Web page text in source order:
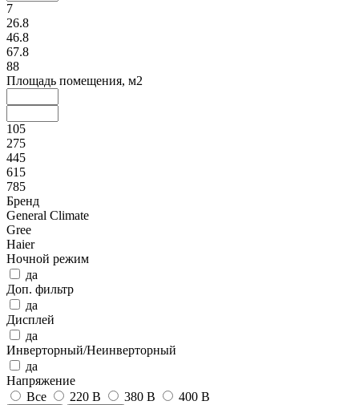
7
26.8
46.8
67.8
88
Площадь помещения, м2
105
275
445
615
785
Бренд
General Climate
Gree
Haier
Ночной режим
да
Доп. фильтр
да
Дисплей
да
Инверторный/Неинверторный
да
Напряжение
Все
220 В 380 В 400 В